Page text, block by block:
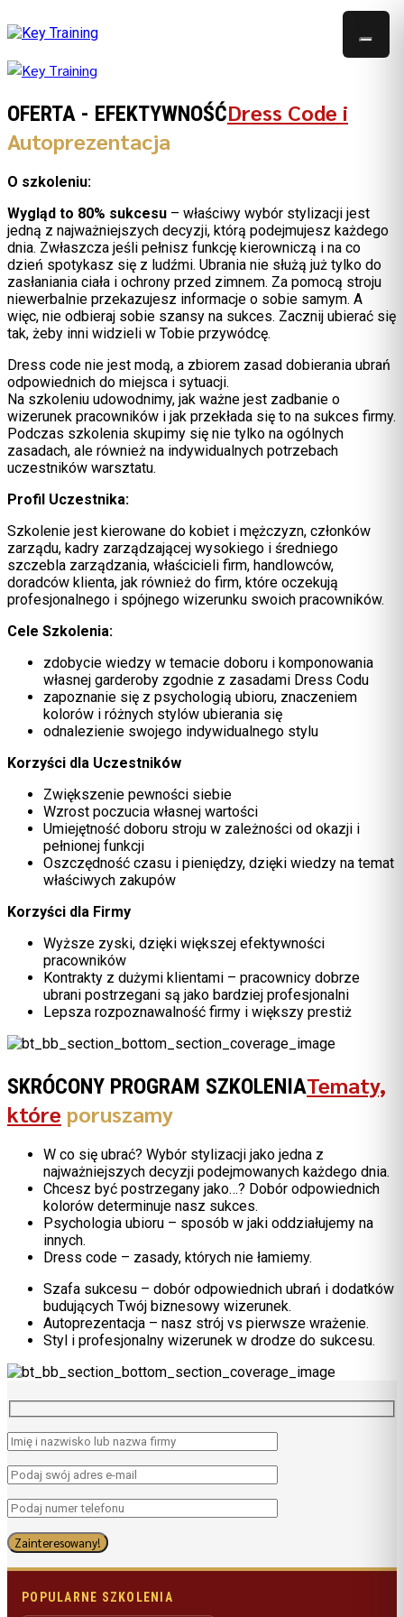
OFERTA - EFEKTYWNOŚĆDress Code i
Autoprezentacja
O szkoleniu:
Wygląd to 80% sukcesu – właściwy wybór stylizacji jest
jedną z najważniejszych decyzji, którą podejmujesz każdego
dnia. Zwłaszcza jeśli pełnisz funkcję kierowniczą i na co
dzień spotykasz się z ludźmi. Ubrania nie służą już tylko do
zasłaniania ciała i ochrony przed zimnem. Za pomocą stroju
niewerbalnie przekazujesz informacje o sobie samym. A
więc, nie odbieraj sobie szansy na sukces. Zacznij ubierać się
tak, żeby inni widzieli w Tobie przywódcę.
Dress code nie jest modą, a zbiorem zasad dobierania ubrań
odpowiednich do miejsca i sytuacji.
Na szkoleniu udowodnimy, jak ważne jest zadbanie o
wizerunek pracowników i jak przekłada się to na sukces firmy.
Podczas szkolenia skupimy się nie tylko na ogólnych
zasadach, ale również na indywidualnych potrzebach
uczestników warsztatu.
Profil Uczestnika:
Szkolenie jest kierowane do kobiet i mężczyzn, członków
zarządu, kadry zarządzającej wysokiego i średniego
szczebla zarządzania, właścicieli firm, handlowców,
doradców klienta, jak również do firm, które oczekują
profesjonalnego i spójnego wizerunku swoich pracowników.
Cele Szkolenia:
zdobycie wiedzy w temacie doboru i komponowania
własnej garderoby zgodnie z zasadami Dress Codu
zapoznanie się z psychologią ubioru, znaczeniem
kolorów i różnych stylów ubierania się
odnalezienie swojego indywidualnego stylu
Korzyści dla Uczestników
Zwiększenie pewności siebie
Wzrost poczucia własnej wartości
Umiejętność doboru stroju w zależności od okazji i
pełnionej funkcji
Oszczędność czasu i pieniędzy, dzięki wiedzy na temat
właściwych zakupów
Korzyści dla Firmy
Wyższe zyski, dzięki większej efektywności
pracowników
Kontrakty z dużymi klientami – pracownicy dobrze
ubrani postrzegani są jako bardziej profesjonalni
Lepsza rozpoznawalność firmy i większy prestiż
SKRÓCONY PROGRAM SZKOLENIATematy,
które poruszamy
W co się ubrać? Wybór stylizacji jako jedna z
najważniejszych decyzji podejmowanych każdego dnia.
Chcesz być postrzegany jako…? Dobór odpowiednich
kolorów determinuje nasz sukces.
Psychologia ubioru – sposób w jaki oddziałujemy na
innych.
Dress code – zasady, których nie łamiemy.
Szafa sukcesu – dobór odpowiednich ubrań i dodatków
budujących Twój biznesowy wizerunek.
Autoprezentacja – nasz strój vs pierwsze wrażenie.
Styl i profesjonalny wizerunek w drodze do sukcesu.
POPULARNE SZKOLENIA